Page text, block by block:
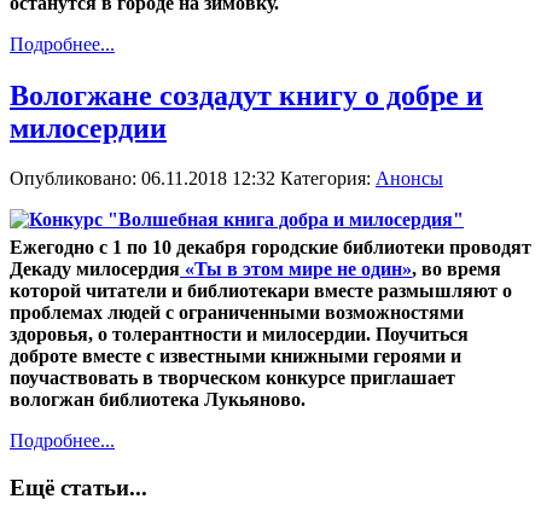
Подробнее...
Вологжане создадут книгу о добре и
милосердии
Опубликовано: 06.11.2018 12:32 Категория: Анонсы
Ежегодно с 1 по 10 декабря городские библиотеки проводят
Декаду милосердия «Ты в этом мире не один», во время
которой читатели и библиотекари вместе размышляют о
проблемах людей с ограниченными возможностями
здоровья, о толерантности и милосердии. Поучиться
доброте вместе с известными книжными героями и
поучаствовать в творческом конкурсе приглашает
вологжан библиотека Лукьяново.
Подробнее...
Ещё статьи...